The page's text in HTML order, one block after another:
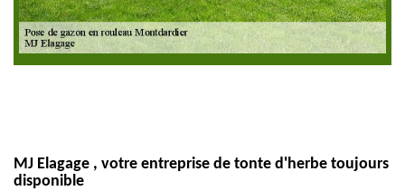
MJ Elagage , votre entreprise de tonte d'herbe toujours
disponible